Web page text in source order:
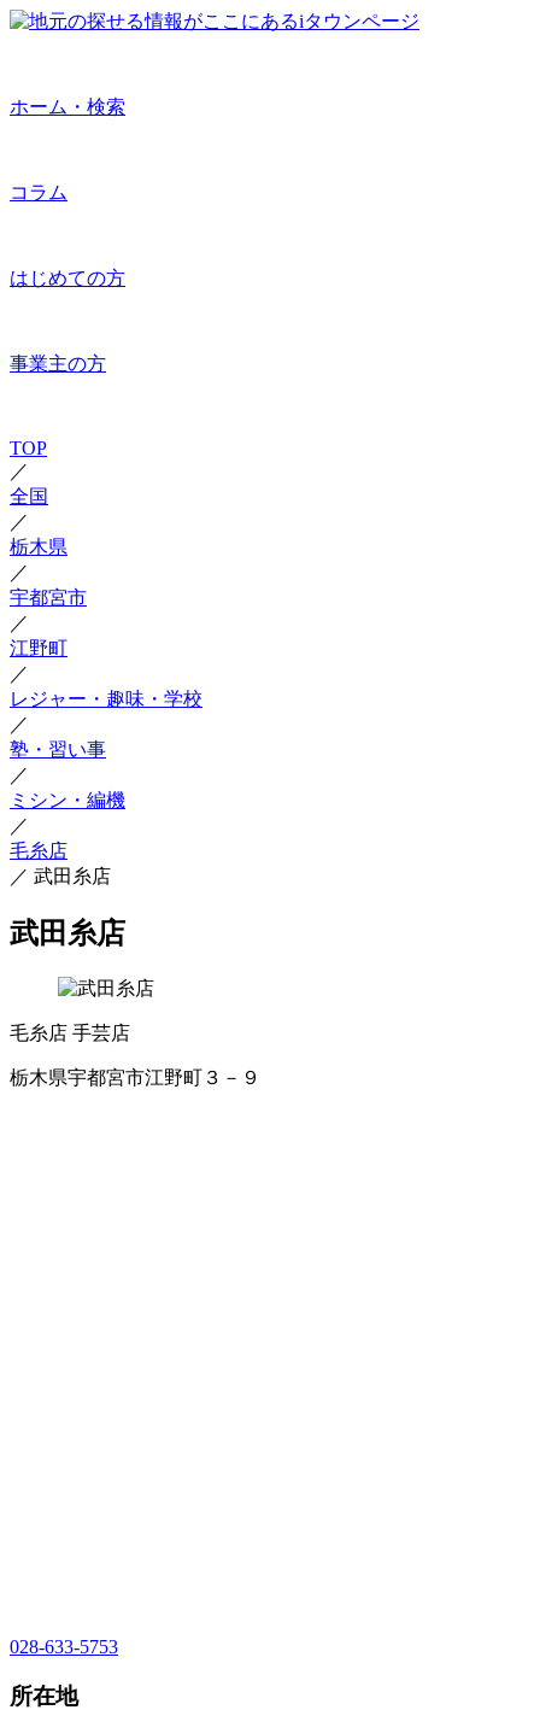
ホーム・検索
コラム
はじめての方
事業主の方
TOP
／
全国
／
栃木県
／
宇都宮市
／
江野町
／
レジャー・趣味・学校
／
塾・習い事
／
ミシン・編機
／
毛糸店
／ 武田糸店
武田糸店
毛糸店 手芸店
栃木県宇都宮市江野町３－９
028-633-5753
所在地